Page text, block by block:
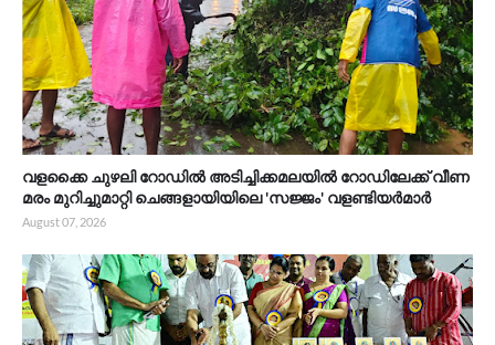
വളക്കൈ ചുഴലി റോഡിൽ അടിച്ചിക്കമലയിൽ റോഡിലേക്ക് വീണ
മരം മുറിച്ചുമാറ്റി ചെങ്ങളായിയിലെ 'സജ്ജം' വളണ്ടിയർമാർ
August 07, 2026